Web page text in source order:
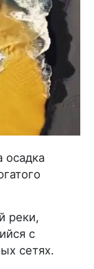
осадка
реки,
с
сетях.